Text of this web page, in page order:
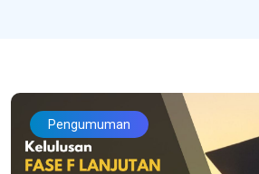
Pengumuman